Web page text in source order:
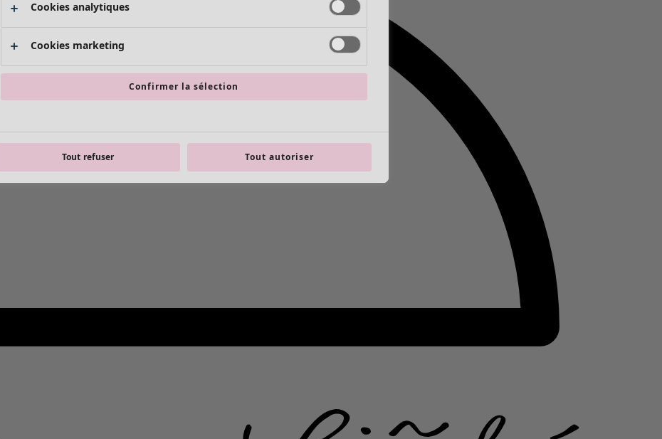
Cookies analytiques
Cookies marketing
Confirmer la sélection
Tout refuser Tout autoriser